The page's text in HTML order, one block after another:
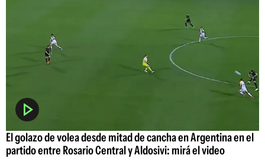
El golazo de volea desde mitad de cancha en Argentina en el
partido entre Rosario Central y Aldosivi: mirá el video